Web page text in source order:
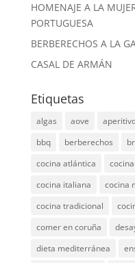
HOMENAJE A LA
PORTUGUESA
BERBERECHOS A LA
CASAL DE ARMÁN
Etiquetas
algas aove
bbq
berberechos
cocina atlántica
cocina italiana
cocina
cocina tradicional
comer en coruña
dieta mediterránea